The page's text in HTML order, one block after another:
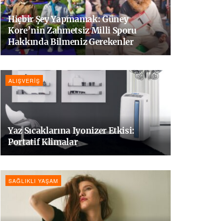
Hiçbir Şey Yapmamak: Güney
Kore’nin Zahmetsiz Milli Sporu
Hakkında Bilmeniz Gerekenler
ALIŞVERIŞ
Yaz Sıcaklarına Iyonizer Etkisi:
Portatif Klimalar
SAĞLIKLI YAŞAM